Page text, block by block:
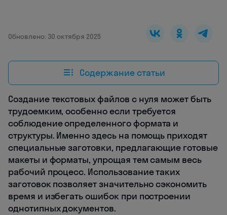
Обновлено: 30 октября 2025
Содержание статьи
Создание текстовых файлов с нуля может быть
трудоемким, особенно если требуется
соблюдение определенного формата и
структуры. Именно здесь на помощь приходят
специальные заготовки, предлагающие готовые
макеты и форматы, упрощая тем самым весь
рабочий процесс. Использование таких
заготовок позволяет значительно сэкономить
время и избегать ошибок при построении
однотипных документов.